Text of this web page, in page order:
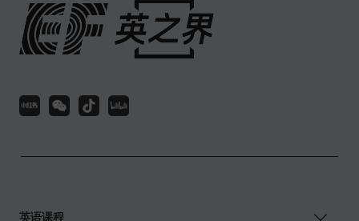
英语课程
英语学习资源